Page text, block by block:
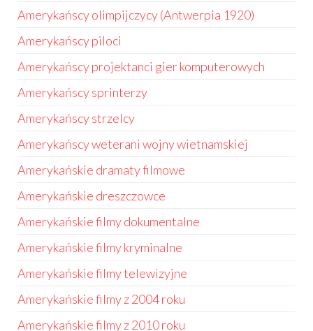
Amerykańscy olimpijczycy (Antwerpia 1920)
Amerykańscy piloci
Amerykańscy projektanci gier komputerowych
Amerykańscy sprinterzy
Amerykańscy strzelcy
Amerykańscy weterani wojny wietnamskiej
Amerykańskie dramaty filmowe
Amerykańskie dreszczowce
Amerykańskie filmy dokumentalne
Amerykańskie filmy kryminalne
Amerykańskie filmy telewizyjne
Amerykańskie filmy z 2004 roku
Amerykańskie filmy z 2010 roku